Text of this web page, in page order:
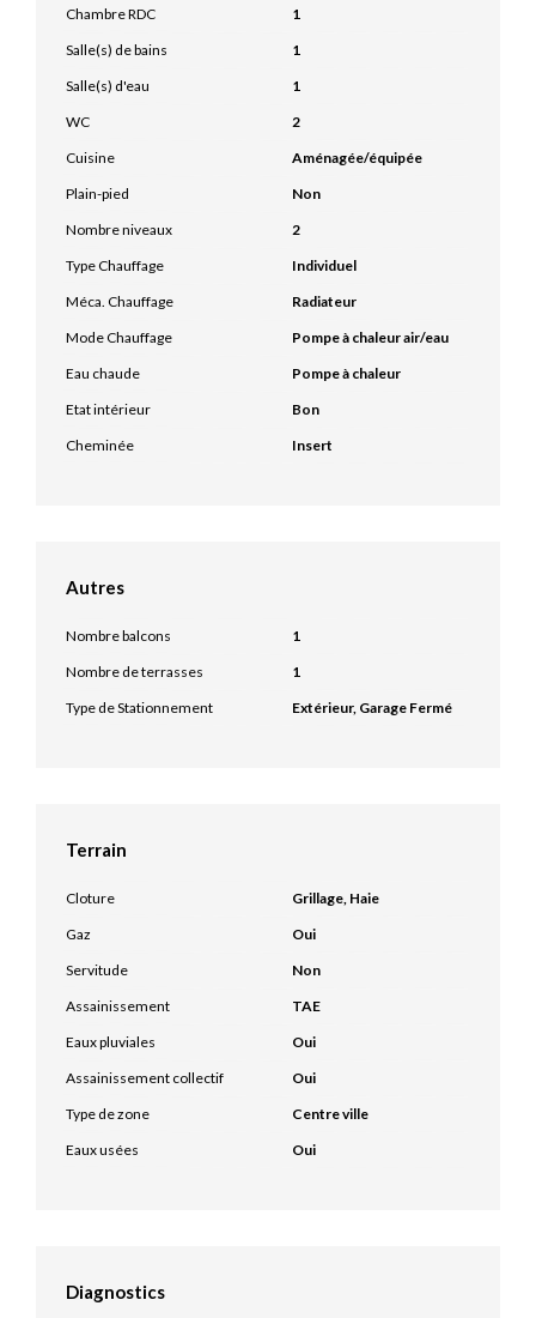
Chambre RDC
1
Salle(s) de bains
1
Salle(s) d'eau
1
WC
2
Cuisine
Aménagée/équipée
Plain-pied
Non
Nombre niveaux
2
Type Chauffage
Individuel
Méca. Chauffage
Radiateur
Mode Chauffage
Pompe à chaleur air/eau
Eau chaude
Pompe à chaleur
Etat intérieur
Bon
Cheminée
Insert
Autres
Nombre balcons
1
Nombre de terrasses
1
Type de Stationnement
Extérieur, Garage Fermé
Terrain
Cloture
Grillage, Haie
Gaz
Oui
Servitude
Non
Assainissement
TAE
Eaux pluviales
Oui
Assainissement collectif
Oui
Type de zone
Centre ville
Eaux usées
Oui
Diagnostics